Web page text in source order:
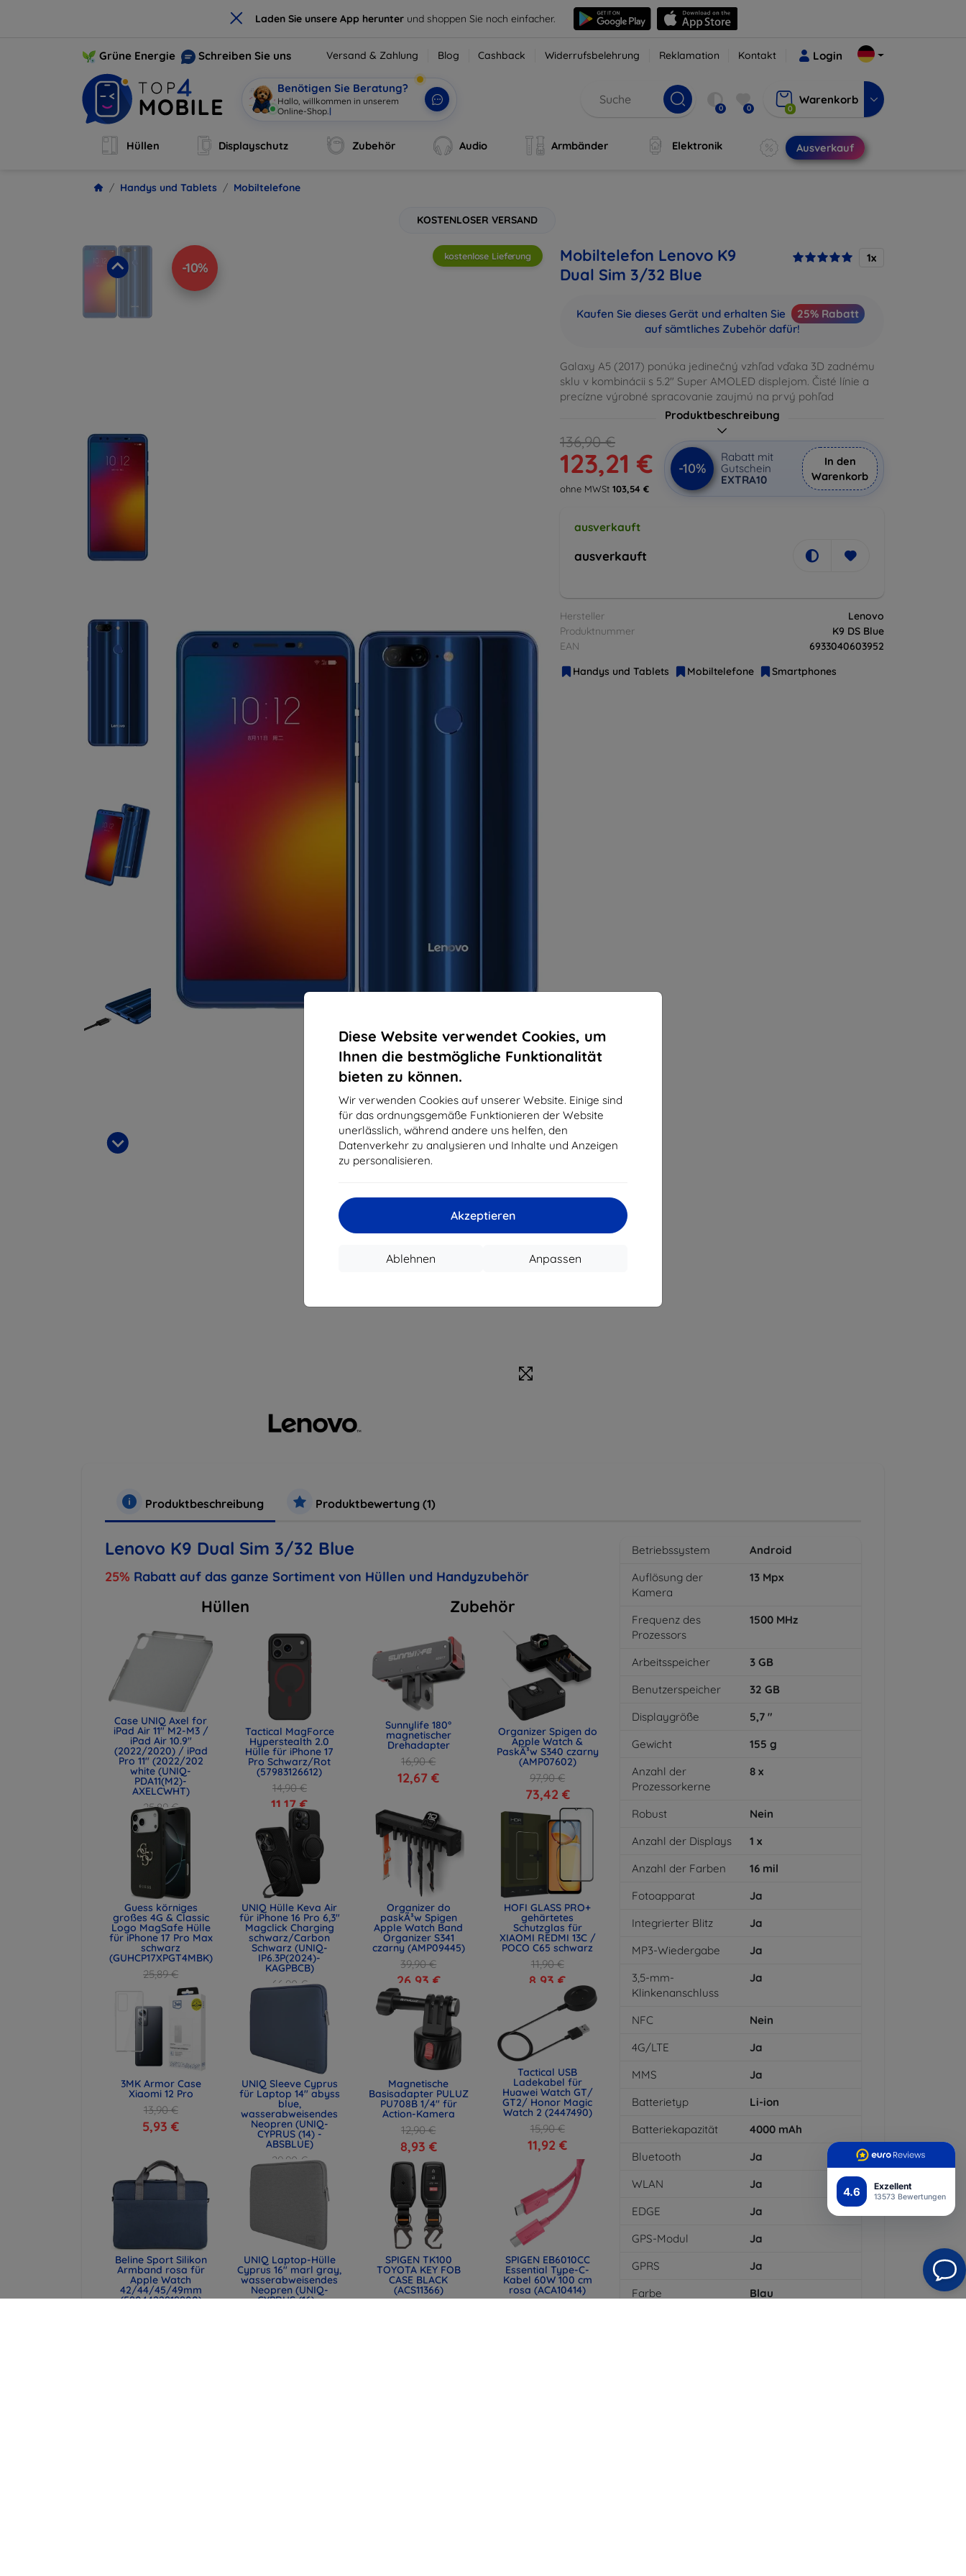
× Laden Sie unsere App herunter und shoppen Sie noch einfacher.
4.6 Exzellent
13573 Bewertungen
Diese Website verwendet Cookies, um
Ihnen die bestmögliche Funktionalität
bieten zu können.
Wir verwenden Cookies auf unserer Website. Einige sind
für das ordnungsgemäße Funktionieren der Website
unerlässlich, während andere uns helfen, den
Datenverkehr zu analysieren und Inhalte und Anzeigen
zu personalisieren.
Akzeptieren
Anpassen
Ablehnen
Grüne Energie Schreiben Sie uns Versand & Zahlung Blog Cashback Widerrufsbelehrung Reklamation Kontakt Login
Benötigen Sie Beratung?
Hallo, w| 0 0 0
Warenkorb
Hüllen Displayschutz Zubehör Audio Armbänder Elektronik Ausverkauf
Handys und Tablets Mobiltelefone
KOSTENLOSER VERSAND
-10%
kostenlose Lieferung
Mobiltelefon Lenovo K9
Dual Sim 3/32 Blue
1x
Kaufen Sie dieses Gerät und erhalten Sie
25% Rabatt
auf sämtliches Zubehör dafür!
Galaxy A5 (2017) ponúka jedinečný vzhľad vďaka 3D zadnému
sklu v kombinácii s 5.2" Super AMOLED displejom. Čisté línie a
precízne výrobné spracovanie zaujmú na prvý pohľad
Produktbeschreibung
136,90 €
123,21 €
ohne MWSt 103,54 €
-10%
Rabatt mit
Gutschein
EXTRA10
In den
Warenkorb
ausverkauft
ausverkauft
Hersteller
Lenovo
Produktnummer
K9 DS Blue
EAN
6933040603952
Handys und Tablets
Mobiltelefone Smartphones
Produktbeschreibung Produktbewertung (1)
Lenovo K9 Dual Sim 3/32 Blue
25% Rabatt auf das ganze Sortiment von Hüllen und Handyzubehör
Hüllen
Case UNIQ Axel for
iPad Air 11" M2-M3 /
iPad Air 10.9"
(2022/2020) / iPad
Pro 11" (2022/202
white (UNIQ-
PDA11(M2)-
AXELCWHT)
25,89 €
19,42 €
Tactical MagForce
Hyperstealth 2.0
Hülle für iPhone 17
Pro Schwarz/Rot
(57983126612)
14,90 €
11,17 €
Guess körniges
großes 4G & Classic
Logo MagSafe Hülle
für iPhone 17 Pro Max
schwarz
(GUHCP17XPGT4MBK)
25,89 €
19,42 €
UNIQ Hülle Keva Air
für iPhone 16 Pro 6,3"
Magclick Charging
schwarz/Carbon
Schwarz (UNIQ-
IP6.3P(2024)-
KAGPBCB)
66,90 €
3MK Armor Case
Xiaomi 12 Pro
13,90 €
5,93 €
UNIQ Sleeve Cyprus
für Laptop 14" abyss
blue,
wasserabweisendes
Neopren (UNIQ-
CYPRUS (14) -
ABSBLUE)
29,90 €
Beline Sport Silikon
Armband rosa für
Apple Watch
42/44/45/49mm
(5904422919900)
UNIQ Laptop-Hülle
Cyprus 16" marl gray,
wasserabweisendes
Neopren (UNIQ-
CYPRUS (16) -
Zubehör
Sunnylife 180°
magnetischer
Drehadapter
16,90 €
12,67 €
Organizer Spigen do
Apple Watch &
PaskÃ³w S340 czarny
(AMP07602)
97,90 €
73,42 €
Organizer do
paskÃ³w Spigen
Apple Watch Band
Organizer S341
czarny (AMP09445)
39,90 €
26,93 €
HOFI GLASS PRO+
gehärtetes
Schutzglas für
XIAOMI REDMI 13C /
POCO C65 schwarz
11,90 €
8,93 €
Magnetische
Basisadapter PULUZ
PU708B 1/4" für
Action-Kamera
12,90 €
8,93 €
Tactical USB
Ladekabel für
Huawei Watch GT/
GT2/ Honor Magic
Watch 2 (2447490)
15,90 €
11,92 €
SPIGEN TK100
TOYOTA KEY FOB
CASE BLACK
(ACS11366)
SPIGEN EB6010CC
Essential Type-C-
Kabel 60W 100 cm
rosa (ACA10414)
Betriebssystem
Android
Auflösung der
Kamera
13 Mpx
Frequenz des
Prozessors
1500 MHz
Arbeitsspeicher 3 GB
Benutzerspeicher
32 GB
Displaygröße
5,7 "
Gewicht
155 g
Anzahl der
Prozessorkerne
8 x
Robust
Nein
Anzahl der Displays
1 x
Anzahl der Farben
16 mil
Fotoapparat
Ja
Integrierter Blitz
Ja
MP3-Wiedergabe
Ja
3,5-mm-
Klinkenanschluss
Ja
NFC
Nein
4G/LTE
Ja
MMS
Ja
Batterietyp
Li-ion
Batteriekapazität
4000 mAh
Bluetooth
Ja
WLAN
Ja
EDGE
Ja
GPS-Modul
Ja
GPRS
Ja
Farbe
Blau